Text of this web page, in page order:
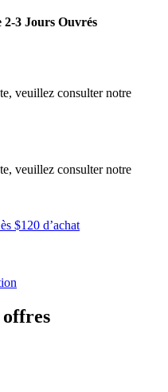
2-3 Jours Ouvrés
veuillez consulter notre
veuillez consulter notre
$120 d’achat
offres